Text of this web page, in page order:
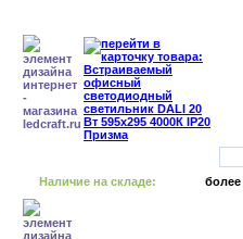
Наличие на складе: более